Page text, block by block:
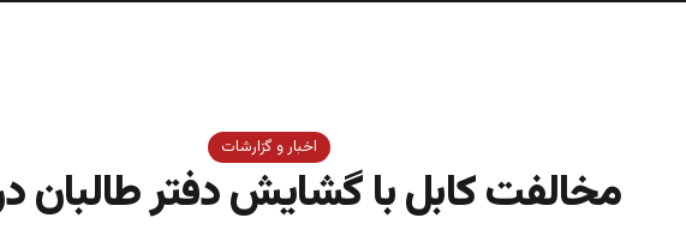
اخبار و گزارشات
مخالفت کابل با گشایش دفتر طالبان